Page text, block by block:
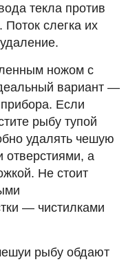
текла против
слегка их
ножом с
вариант —
Если
рыбу тупой
удалять чешую
отверстиями, а
Не стоит
— чистилками
рыбу обдают